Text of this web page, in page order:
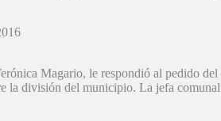
Magario, le respondió al pedido
la división del municipio. La jefa